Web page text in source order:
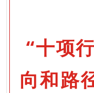
“十项
向和路